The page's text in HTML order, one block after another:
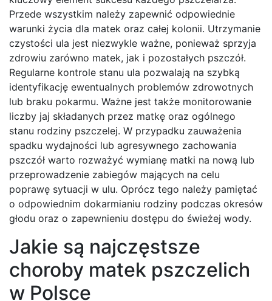
Przede wszystkim należy zapewnić odpowiednie
warunki życia dla matek oraz całej kolonii. Utrzymanie
czystości ula jest niezwykle ważne, ponieważ sprzyja
zdrowiu zarówno matek, jak i pozostałych pszczół.
Regularne kontrole stanu ula pozwalają na szybką
identyfikację ewentualnych problemów zdrowotnych
lub braku pokarmu. Ważne jest także monitorowanie
liczby jaj składanych przez matkę oraz ogólnego
stanu rodziny pszczelej. W przypadku zauważenia
spadku wydajności lub agresywnego zachowania
pszczół warto rozważyć wymianę matki na nową lub
przeprowadzenie zabiegów mających na celu
poprawę sytuacji w ulu. Oprócz tego należy pamiętać
o odpowiednim dokarmianiu rodziny podczas okresów
głodu oraz o zapewnieniu dostępu do świeżej wody.
Jakie są najczęstsze
choroby matek pszczelich
w Polsce